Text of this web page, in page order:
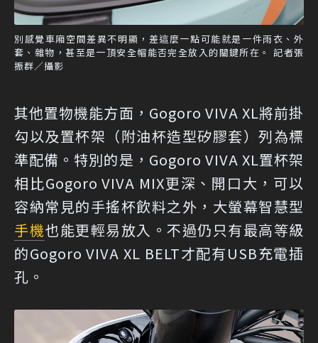
別感覺車廂空間差異不明顯，差這麼一點可能就是一件雨衣、外
套、雜物，甚至是一頂安全帽能否完全放入的關鍵所在。 記者張
振群／攝影
其他置物機能方面，Gogoro VIVA XL將前掛
勾以及置杯架（附油杯造型矽膠套）列為標
準配備。特別的是，Gogoro VIVA XL置杯架
相比Gogoro VIVA MIX更深、開口大，可以
容納常見的手搖杯飲料之外，大螢幕智慧型
手機也能更輕易放入。不過仍只有最高等級
的Gogoro VIVA XL BELT才配有USB充電插
孔。